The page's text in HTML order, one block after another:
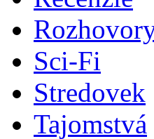
Sci-Fi
Stredovek
Tajomstvá